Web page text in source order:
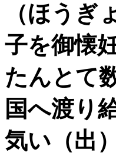
（ほうぎ
子を御懐
たんとて
国へ渡り
気い（出